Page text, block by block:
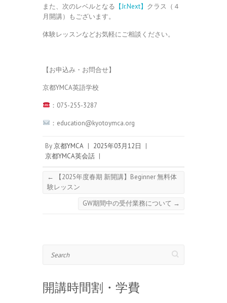
また、次のレベルとなる 【Jr.Next】 クラス（４
月開講）もございます。
体験レッスンなどお気軽にご相談ください。
【お申込み・お問合せ】
京都YMCA英語学校
：075-255-3287
：education@kyotoymca.org
By京都YMCA | 2025年03月12日
|
京都YMCA英会話 |
←
【2025年度春期 新開講】Beginner 無料体
験レッスン
GW期間中の受付業務について →
開講時間割・学費